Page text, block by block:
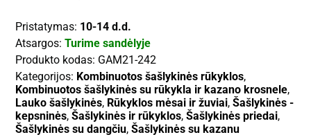
Pristatymas: 10-14 d.d.
Atsargos:Turime sandėlyje
Produkto kodas: GAM21-242
Kategorijos: Kombinuotos šašlykinės rūkyklos,
Kombinuotos šašlykinės su rūkykla ir kazano krosnele,
Lauko šašlykinės, Rūkyklos mėsai ir žuviai,Šašlykinės -
kepsninės,Šašlykinės ir rūkyklos,Šašlykinės priedai,
Šašlykinės su dangčiu,Šašlykinės su kazanu